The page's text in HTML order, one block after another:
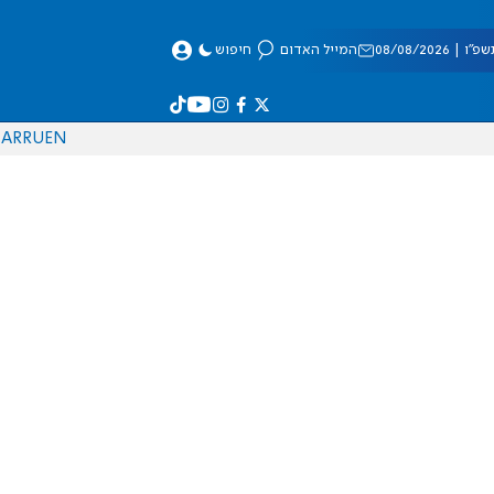
08/2026 המייל האדום חיפוש
EN
RU
AR